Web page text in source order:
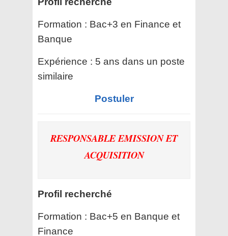
Formation : Bac+3 en Finance et
Banque
Expérience : 5 ans dans un poste
similaire
Postuler
RESPONSABLE EMISSION ET
ACQUISITION
Profil recherché
Formation : Bac+5 en Banque et
Finance